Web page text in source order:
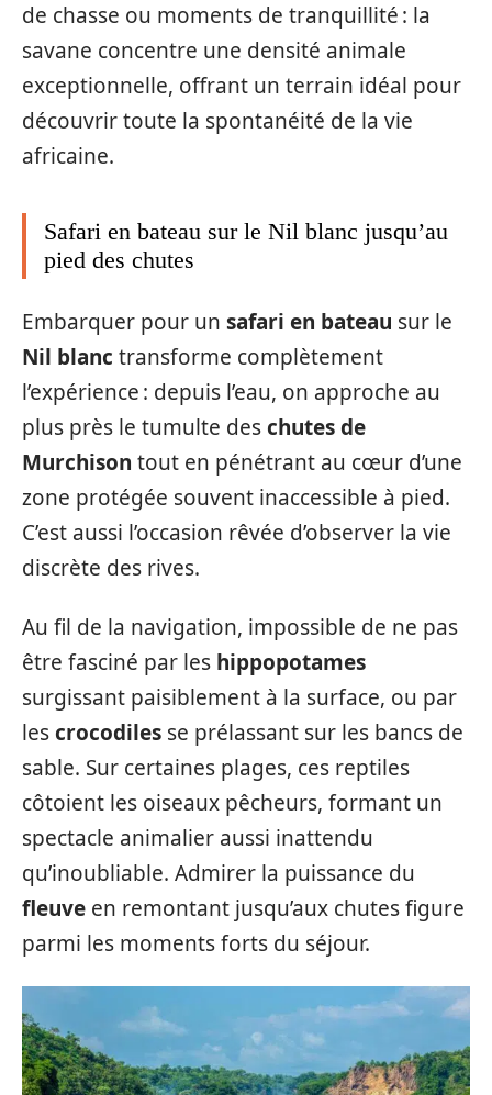
de chasse ou moments de tranquillité : la
savane concentre une densité animale
exceptionnelle, offrant un terrain idéal pour
découvrir toute la spontanéité de la vie
africaine.
Safari en bateau sur le Nil blanc jusqu’au
pied des chutes
Embarquer pour un safari en bateau sur le
Nil blanc transforme complètement
l’expérience : depuis l’eau, on approche au
plus près le tumulte deschutes de
Murchison tout en pénétrant au cœur d’une
zone protégée souvent inaccessible à pied.
C’est aussi l’occasion rêvée d’observer la vie
discrète des rives.
Au fil de la navigation, impossible de ne pas
être fasciné par les hippopotames
surgissant paisiblement à la surface, ou par
lescrocodiles se prélassant sur les bancs de
sable. Sur certaines plages, ces reptiles
côtoient les oiseaux pêcheurs, formant un
spectacle animalier aussi inattendu
qu’inoubliable. Admirer la puissance du
fleuve en remontant jusqu’aux chutes figure
parmi les moments forts du séjour.